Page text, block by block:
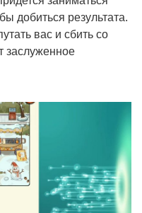
добиться результата.
вас и сбить со
заслуженное